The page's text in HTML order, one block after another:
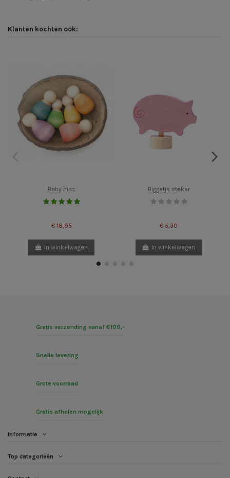
Klanten kochten ook:
Baby nins
€ 18,95
In winkelwagen
Biggetje steker
€ 5,30
In winkelwagen
Gratis verzending vanaf €100,-
Snelle levering
Grote voorraad
Gratis afhalen mogelijk
Informatie
Top categorieën